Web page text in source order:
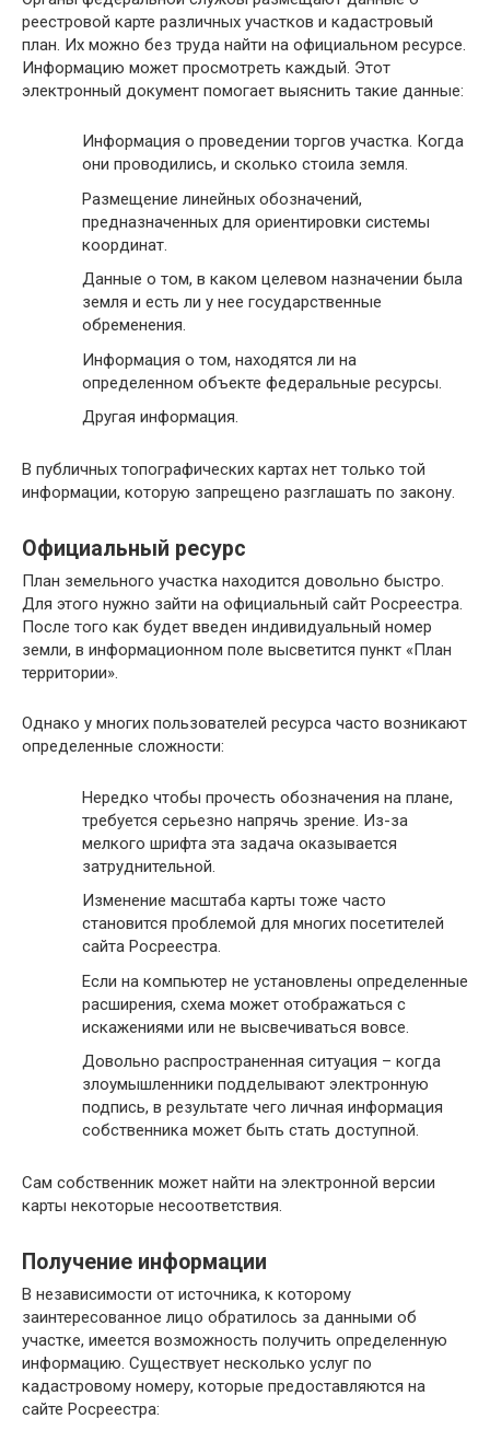
реестровой карте различных участков и кадастровый
план. Их можно без труда найти на официальном ресурсе.
Информацию может просмотреть каждый. Этот
электронный документ помогает выяснить такие данные:
Информация о проведении торгов участка. Когда
они проводились, и сколько стоила земля.
Размещение линейных обозначений,
предназначенных для ориентировки системы
координат.
Данные о том, в каком целевом назначении была
земля и есть ли у нее государственные
обременения.
Информация о том, находятся ли на
определенном объекте федеральные ресурсы.
Другая информация.
В публичных топографических картах нет только той
информации, которую запрещено разглашать по закону.
Официальный ресурс
План земельного участка находится довольно быстро.
Для этого нужно зайти на официальный сайт Росреестра.
После того как будет введен индивидуальный номер
земли, в информационном поле высветится пункт «План
территории».
Однако у многих пользователей ресурса часто возникают
определенные сложности:
Нередко чтобы прочесть обозначения на плане,
требуется серьезно напрячь зрение. Из-за
мелкого шрифта эта задача оказывается
затруднительной.
Изменение масштаба карты тоже часто
становится проблемой для многих посетителей
сайта Росреестра.
Если на компьютер не установлены определенные
расширения, схема может отображаться с
искажениями или не высвечиваться вовсе.
Довольно распространенная ситуация – когда
злоумышленники подделывают электронную
подпись, в результате чего личная информация
собственника может быть стать доступной.
Сам собственник может найти на электронной версии
карты некоторые несоответствия.
Получение информации
В независимости от источника, к которому
заинтересованное лицо обратилось за данными об
участке, имеется возможность получить определенную
информацию. Существует несколько услуг по
кадастровому номеру, которые предоставляются на
сайте Росреестра: